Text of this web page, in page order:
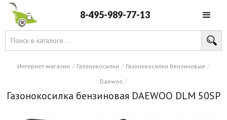
8-495-989-77-13
Интернет-магазин / Газонокосилки / Газонокосилки бензиновые /
Daewoo /
Газонокосилка бензиновая DAEWOO DLM 50SP